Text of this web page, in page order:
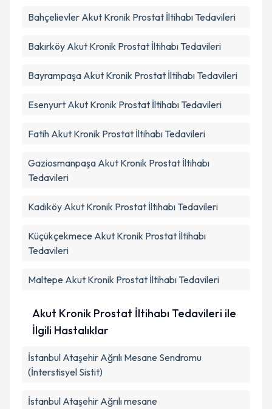
Bahçelievler Akut Kronik Prostat İltihabı Tedavileri
Bakırköy Akut Kronik Prostat İltihabı Tedavileri
Bayrampaşa Akut Kronik Prostat İltihabı Tedavileri
Esenyurt Akut Kronik Prostat İltihabı Tedavileri
Fatih Akut Kronik Prostat İltihabı Tedavileri
Gaziosmanpaşa Akut Kronik Prostat İltihabı
Tedavileri
Kadıköy Akut Kronik Prostat İltihabı Tedavileri
Küçükçekmece Akut Kronik Prostat İltihabı
Tedavileri
Maltepe Akut Kronik Prostat İltihabı Tedavileri
Akut Kronik Prostat İltihabı Tedavileri ile
İlgili Hastalıklar
İstanbul Ataşehir Ağrılı Mesane Sendromu
(İnterstisyel Sistit)
İstanbul Ataşehir Ağrılı mesane